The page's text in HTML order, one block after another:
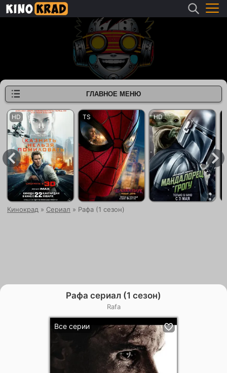
Кинокрад » Сериал » Рафа (1 сезон)
Рафа сериал (1 сезон)
Rafa
Все серии
ГЛАВНОЕ МЕНЮ